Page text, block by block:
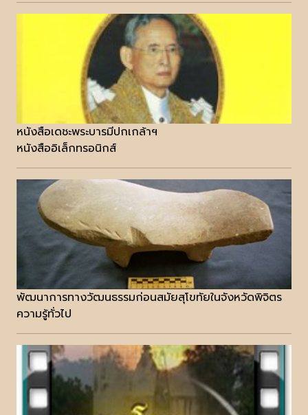
หนังสือเดชะพระบารมีปกเกล้าฯ
หนังสืออิเล็กทรอนิกส์
พัฒนาการทางวัฒนธรรมก่อนสมัยสุโขทัยในจังหวัดพิจิตร
ความรู้ทั่วไป